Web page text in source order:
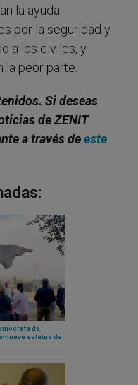
la ayuda
por la seguridad y
a los civiles, y
la peor parte.
Si deseas
de ZENIT
a través deeste
de
estatua de
San Francisco